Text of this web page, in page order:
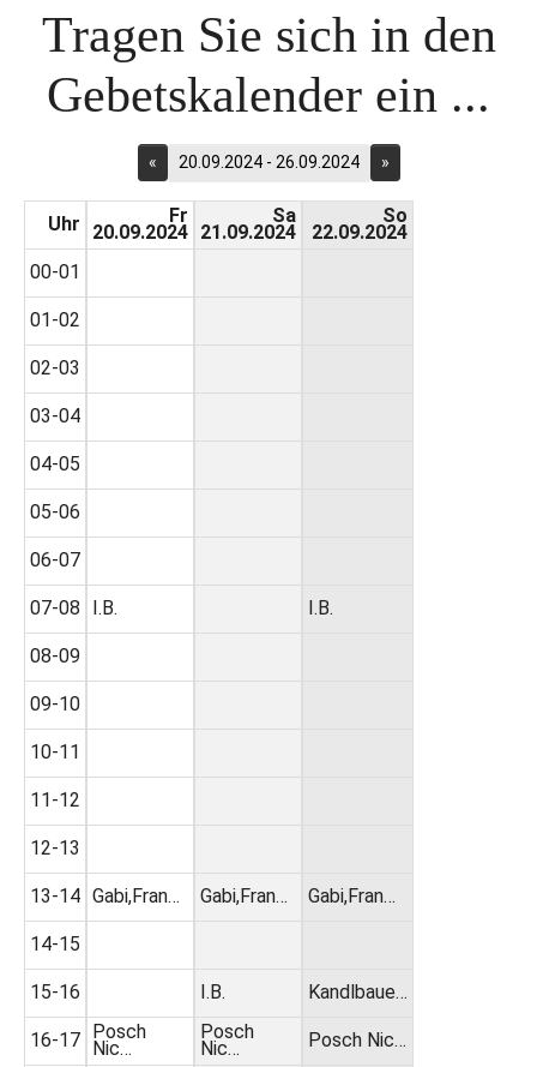
Tragen Sie sich in den
Gebetskalender ein ...
« 20.09.2024 - 26.09.2024 »
Uhr
00-01
01-02
02-03
03-04
04-05
05-06
06-07
07-08
08-09
09-10
10-11
11-12
12-13
13-14
14-15
15-16
16-17
Fr
20.09.2024
I.B.
Gabi,Fran…
Posch
Nic…
Sa
21.09.2024
Gabi,Fran…
I.B.
Posch
Nic…
So
22.09.2024
I.B.
Gabi,Fran…
Kandlbaue…
Posch Nic…